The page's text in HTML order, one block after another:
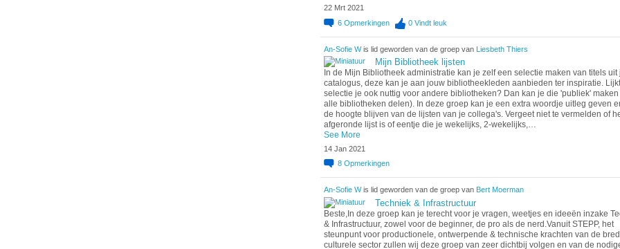
22 Mrt 2021
6 Opmerkingen 0 Vindt leuk
An-Sofie Wis lid geworden van de groep van Liesbeth Thiers
Mijn Bibliotheek lijsten
In de Mijn Bibliotheek administratie kan je zelf een selectie maken van titels uit
catalogus, deze kan je aan jouw bibliotheekleden aanbieden ter inspiratie.
selectie je ook nuttig voor andere bibliotheken? Dan kan je die 'publiek' maken
alle bibliotheken delen). In deze groep kan je een extra woordje uitleg geven
de hoogte blijven van de lijsten van je collega's. Vergeet niet te vermelden of
afgeronde lijst is of eentje die je wekelijks, 2-wekelijks,…
See More
14 Jan 2021
8 Opmerkingen
An-Sofie Wis lid geworden van de groep van Bert Moerman
Techniek & Infrastructuur
Beste,In deze groep kan je terecht voor je vragen, weetjes en ideeën inzake
& Infrastructuur, zowel voor de beginner, de pro als de nerd.Vanuit STEPP, het
steunpunt voor productionele, ontwerpende & technische krachten van de
culturele sector zullen wij deze groep van zeer dichtbij volgen en van de